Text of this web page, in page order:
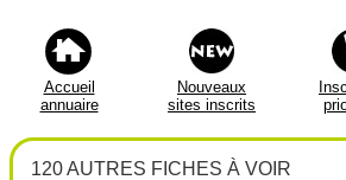
Accueil
annuaire
Nouveaux
sites inscrits
120 AUTRES FICHES À VOIR